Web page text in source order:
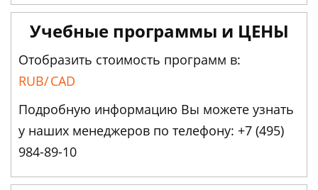
Учебные программы и ЦЕНЫ
Отобразить стоимость программ в:
RUB/CAD
Подробную информацию Вы можете узнать
у наших менеджеров по телефону: +7 (495)
984-89-10